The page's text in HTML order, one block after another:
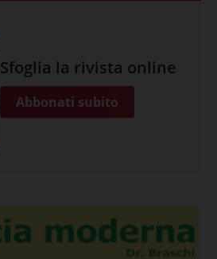
Sfoglia la rivista online
Abbonati subito